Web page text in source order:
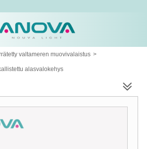
valtameren muovivalaistus >
alasvalokehys